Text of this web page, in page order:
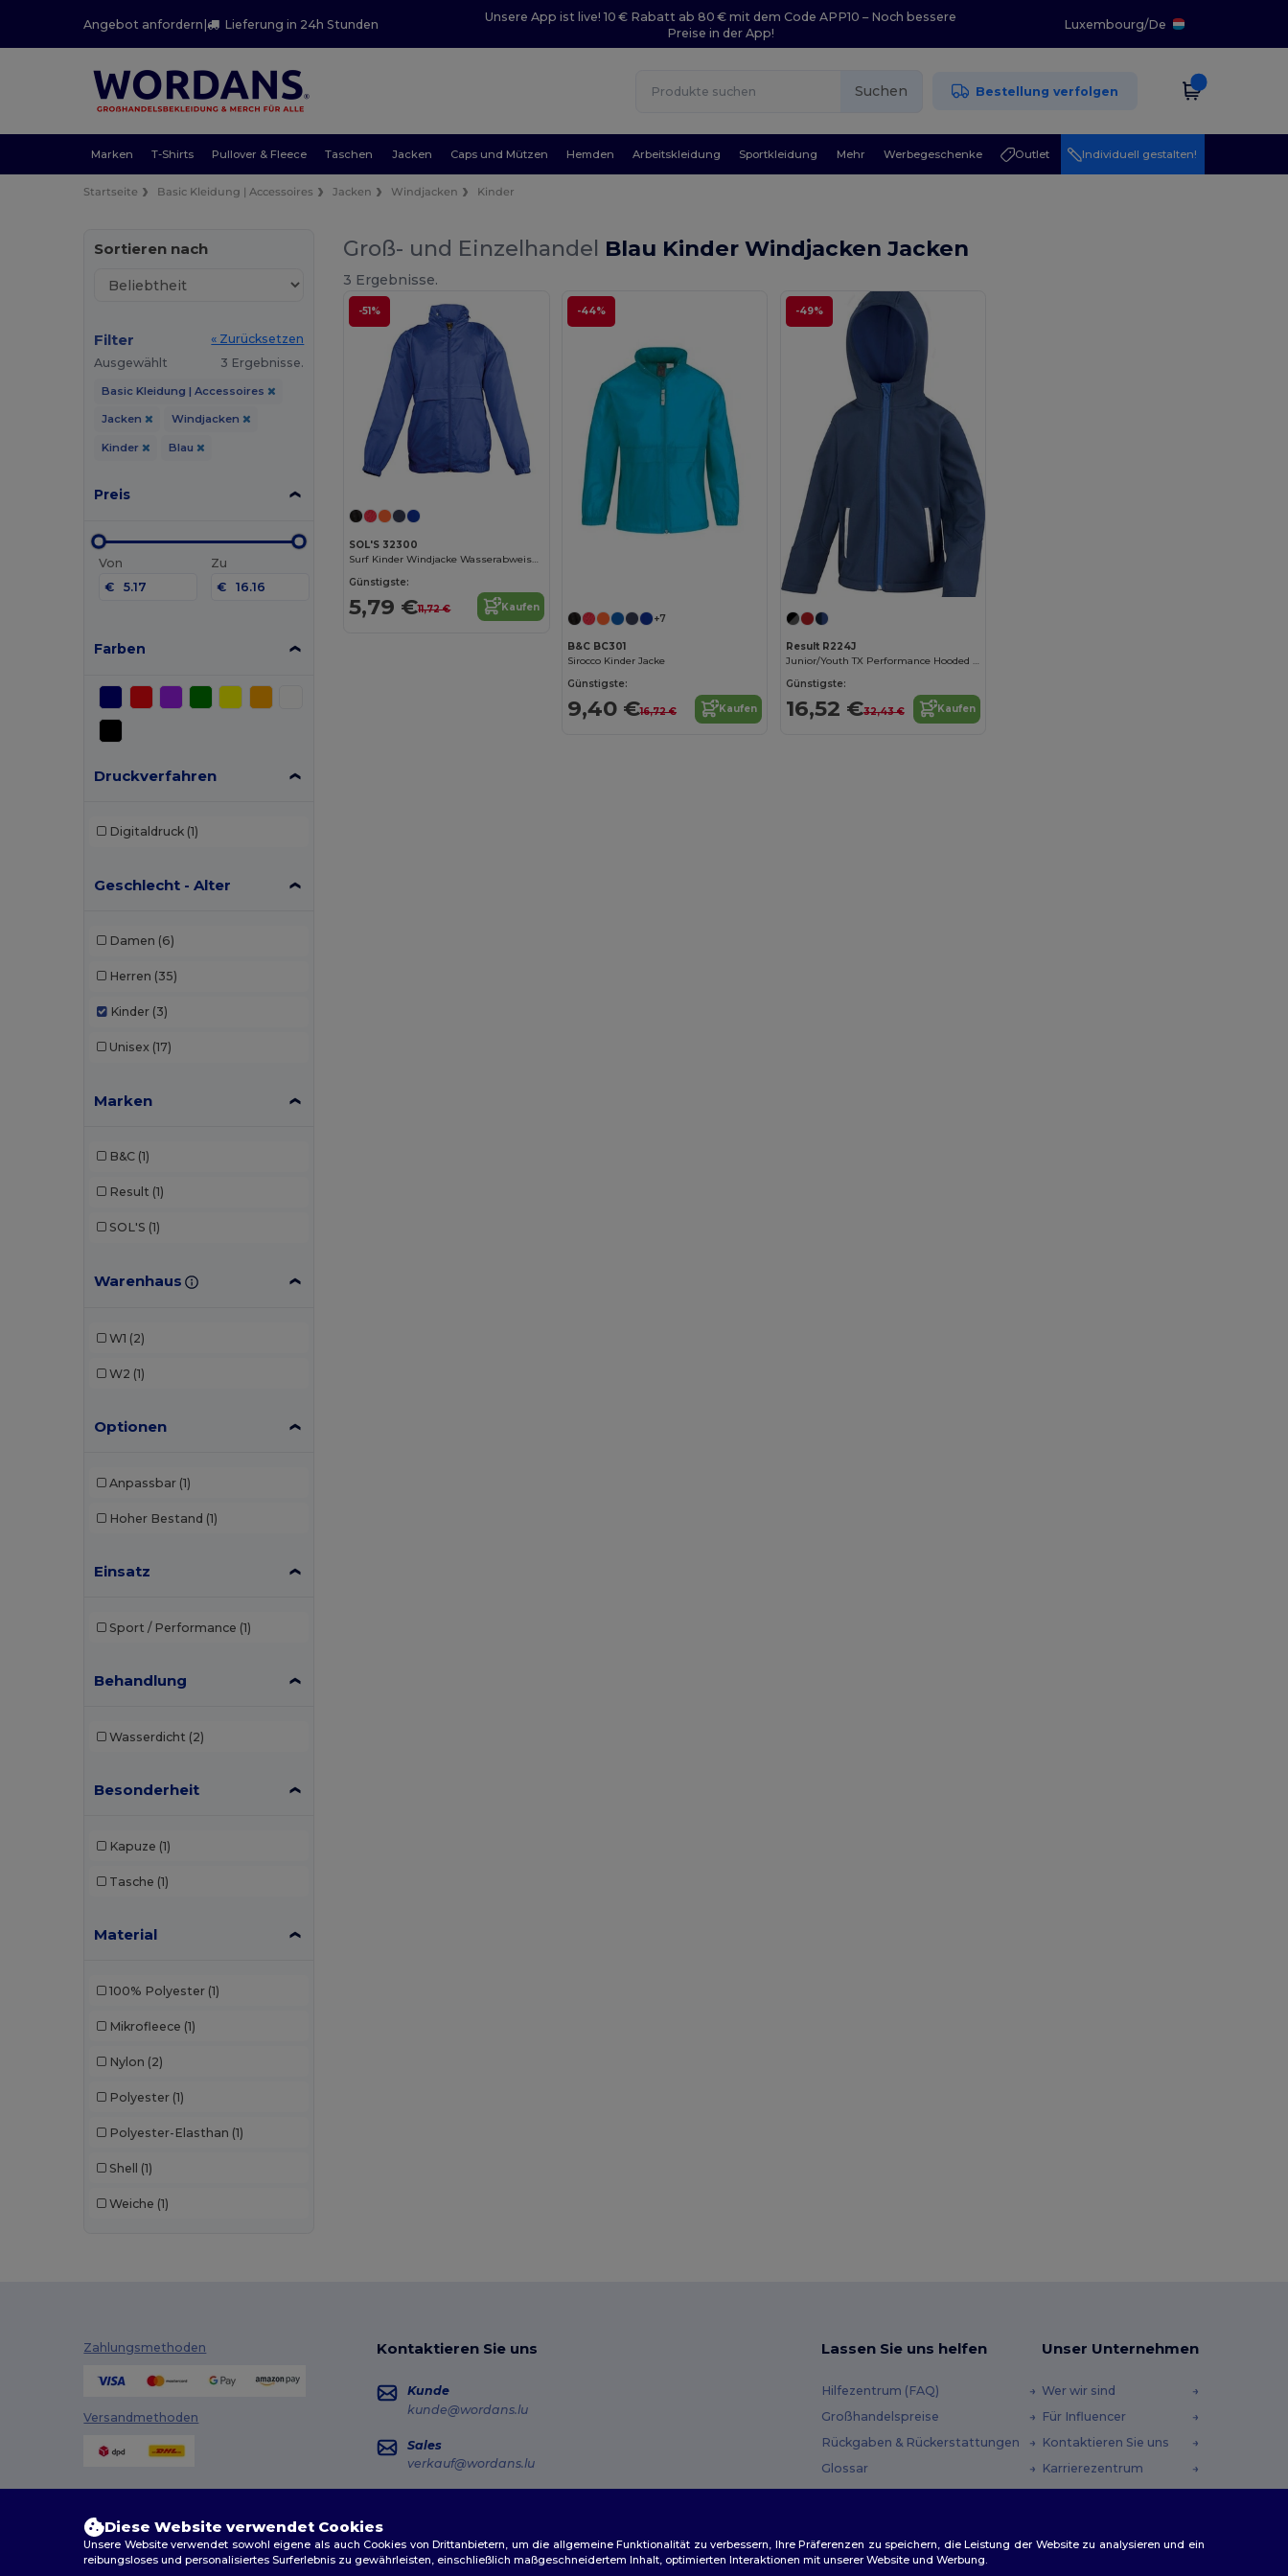
Angebot anfordern| Lieferung in 24h Stunden
Unsere App ist live! 10 € Rabatt ab 80 € mit dem Code APP10 – Noch bessere
Preise in der App!
Luxembourg/De
Suchen Bestellung verfolgen
Marken T-Shirts Pullover & Fleece Taschen Jacken Caps und Mützen Hemden Arbeitskleidung Sportkleidung Mehr Werbegeschenke Outlet Individuell gestalten!
Startseite Basic Kleidung | Accessoires Jacken Windjacken Kinder
Sortieren nach
Filter
« Zurücksetzen
Ausgewählt
3 Ergebnisse.
Basic Kleidung | Accessoires
Jacken Windjacken
Kinder Blau
Preis
Von
€
Zu
€
Farben
Druckverfahren
Digitaldruck (1)
Geschlecht - Alter
Damen (6)
Herren (35)
Kinder (3)
Unisex (17)
Marken
B&C (1)
Result (1)
SOL'S (1)
Warenhaus
W1 (2)
W2 (1)
Optionen
Anpassbar (1)
Hoher Bestand (1)
Einsatz
Sport / Performance (1)
Behandlung
Wasserdicht (2)
Besonderheit
Kapuze (1)
Tasche (1)
Material
100% Polyester (1)
Mikrofleece (1)
Nylon (2)
Polyester (1)
Polyester-Elasthan (1)
Shell (1)
Weiche (1)
Groß- und Einzelhandel Blau Kinder Windjacken Jacken
3 Ergebnisse.
-51%
SOL'S 32300
Surf Kinder Windjacke Wasserabweisend
Günstigste:
5,79 €11,72 € Kaufen
-44%
+7
B&C BC301
Sirocco Kinder Jacke
Günstigste:
9,40 €16,72 € Kaufen
-49%
Result R224J
Junior/Youth TX Performance Hooded Soft Shell Jacke
Günstigste:
16,52 €32,43 € Kaufen
Zahlungsmethoden
Versandmethoden
Kontaktieren Sie uns
Kunde
kunde@wordans.lu
Sales
verkauf@wordans.lu
Lassen Sie uns helfen
Hilfezentrum (FAQ)
Großhandelspreise
Rückgaben & Rückerstattungen
Glossar
Unser Unternehmen
Wer wir sind
Für Influencer
Kontaktieren Sie uns
Karrierezentrum
Diese Website verwendet Cookies
Unsere Website verwendet sowohl eigene als auch Cookies von Drittanbietern, um die allgemeine Funktionalität zu verbessern, Ihre Präferenzen zu speichern, die Leistung der Website zu analysieren und ein
reibungsloses und personalisiertes Surferlebnis zu gewährleisten, einschließlich maßgeschneidertem Inhalt, optimierten Interaktionen mit unserer Website und Werbung.